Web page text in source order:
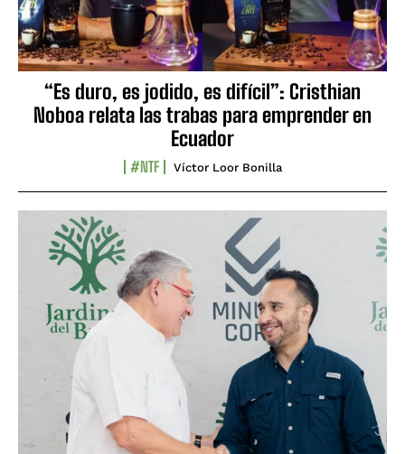
“Es duro, es jodido, es difícil”: Cristhian
Noboa relata las trabas para emprender en
Ecuador
#NTF Víctor Loor Bonilla